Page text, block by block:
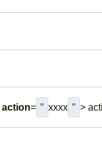
action= " xxxx " >